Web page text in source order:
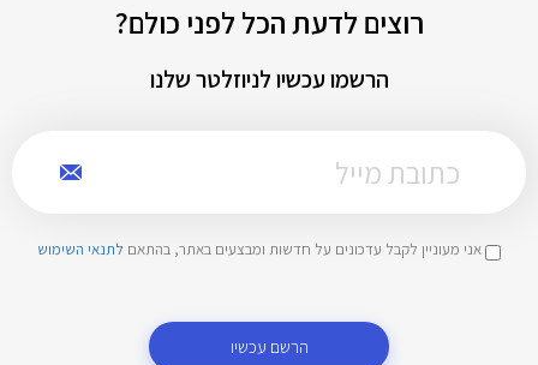
רוצים לדעת הכל לפני כולם?
הרשמו עכשיו לניוזלטר שלנו
אני מעוניין לקבל עדכונים על חדשות ומבצעים באתר, בהתאם לתנאי השימוש
הרשם עכשיו